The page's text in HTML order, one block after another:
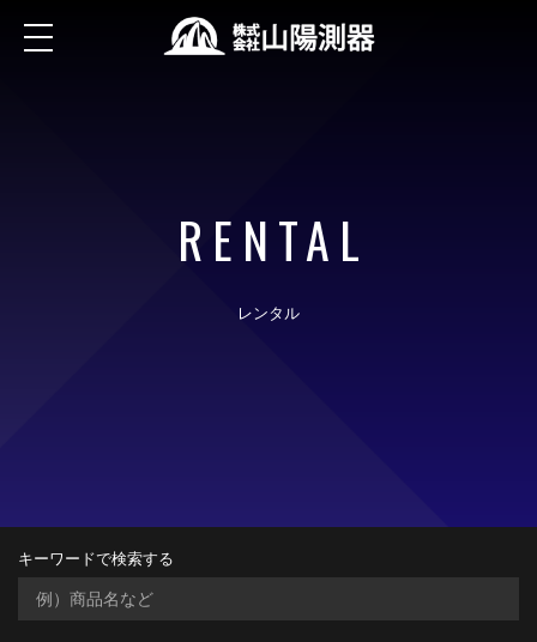
RENTAL
レンタル
キーワードで検索する